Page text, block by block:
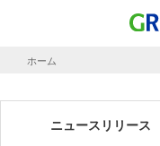
ホーム
ニュースリリース